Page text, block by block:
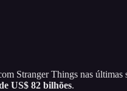
Stranger Things nas
US$ 82 bilhões.